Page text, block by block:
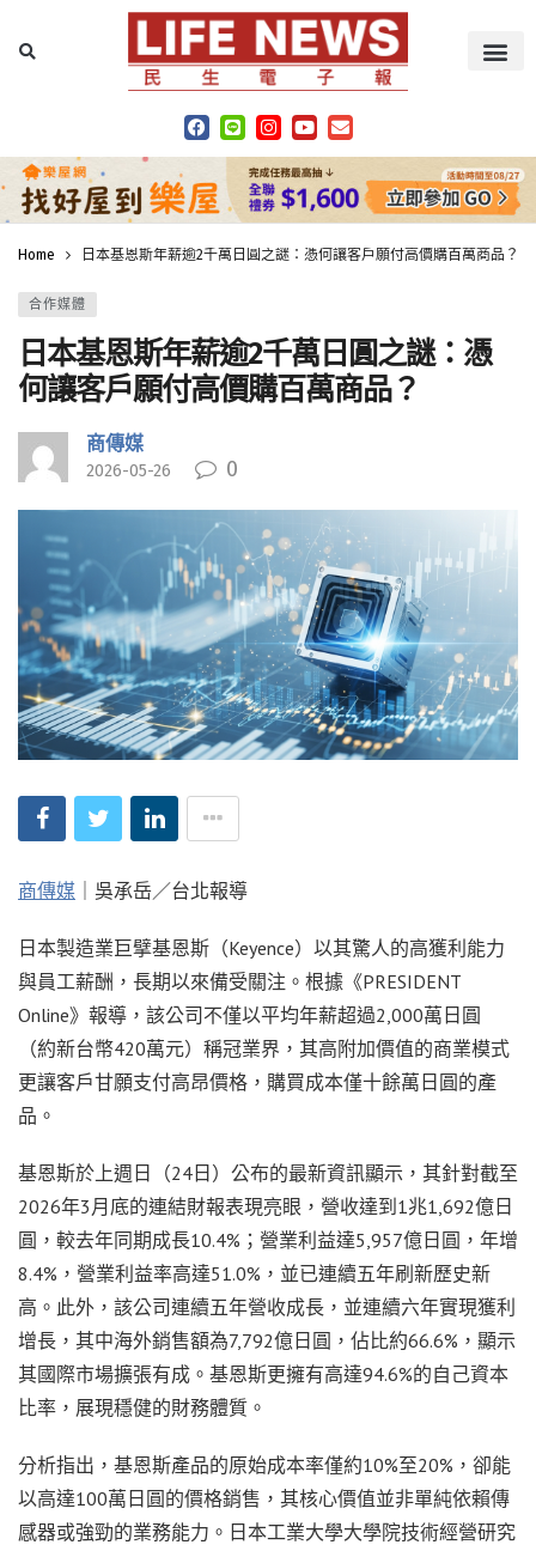
Home 日本基恩斯年薪逾2千萬日圓之謎：憑何讓客戶願付高價購百萬商品？
合作媒體
日本基恩斯年薪逾2千萬日圓之謎：憑
何讓客戶願付高價購百萬商品？
商傳媒
2026-05-26 0
商傳媒 ｜吳承岳／台北報導
日本製造業巨擘基恩斯（Keyence）以其驚人的高獲利能力
與員工薪酬，長期以來備受關注。根據《PRESIDENT
Online》報導，該公司不僅以平均年薪超過2,000萬日圓
（約新台幣420萬元）稱冠業界，其高附加價值的商業模式
更讓客戶甘願支付高昂價格，購買成本僅十餘萬日圓的產
品。
基恩斯於上週日（24日）公布的最新資訊顯示，其針對截至
2026年3月底的連結財報表現亮眼，營收達到1兆1,692億日
圓，較去年同期成長10.4%；營業利益達5,957億日圓，年增
8.4%，營業利益率高達51.0%，並已連續五年刷新歷史新
高。此外，該公司連續五年營收成長，並連續六年實現獲利
增長，其中海外銷售額為7,792億日圓，佔比約66.6%，顯示
其國際市場擴張有成。基恩斯更擁有高達94.6%的自己資本
比率，展現穩健的財務體質。
分析指出，基恩斯產品的原始成本率僅約10%至20%，卻能
以高達100萬日圓的價格銷售，其核心價值並非單純依賴傳
感器或強勁的業務能力。日本工業大學大學院技術經營研究